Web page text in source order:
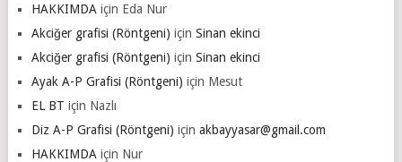
HAKKIMDA için Eda Nur
Akciğer grafisi (Röntgeni) için Sinan ekinci
Akciğer grafisi (Röntgeni) için Sinan ekinci
Ayak A-P Grafisi (Röntgeni) için Mesut
EL BT için Nazlı
Diz A-P Grafisi (Röntgeni) için akbayyasar@gmail.com
HAKKIMDA için Nur